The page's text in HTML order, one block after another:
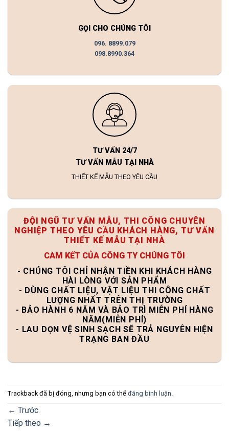
GỌI CHO CHÚNG TÔI
096. 8899.079
098.8990.364
TƯ VẤN 24/7
TƯ VẤN MẪU TẠI NHÀ
THIẾT KẾ MẪU THEO YÊU CẦU
ĐỘI NGŨ TƯ VẤN MẪU, THI CÔNG CHUYÊN
NGHIỆP THEO YÊU CẦU KHÁCH HÀNG, TƯ VẤN
THIẾT KẾ MẪU TẠI NHÀ
CAM KẾT CỦA CÔNG TY CHÚNG TÔI
- CHÚNG TÔI CHỈ NHẬN TIỀN KHI KHÁCH HÀNG
HÀI LÒNG VỚI SẢN PHẨM
- DÙNG CHẤT LIỆU, VẬT LIỆU THI CÔNG CHẤT
LƯỢNG NHẤT TRÊN THỊ TRƯỜNG
- BẢO HÀNH 6 NĂM VÀ BẢO TRÌ MIỄN PHÍ HÀNG
NĂM(MIỄN PHÍ)
- LAU DỌN VỆ SINH SẠCH SẼ TRẢ NGUYÊN HIỆN
TRẠNG BAN ĐẦU
Trackback đã bị đóng, nhưng bạn có thể đăng bình luận
← Trước
Tiếp theo →